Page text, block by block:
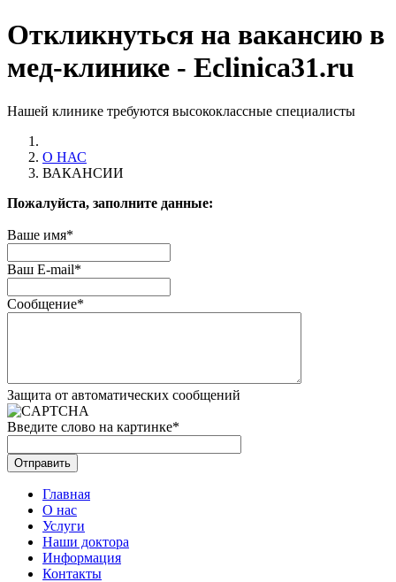
Откликнуться на вакансию в
мед-клинике - Eclinica31.ru
Нашей клинике требуются высококлассные специалисты
О НАС
ВАКАНСИИ
Пожалуйста, заполните данные:
Ваше имя*
Ваш E-mail*
Сообщение*
Защита от автоматических сообщений
Введите слово на картинке*
Главная
О нас
Услуги
Наши доктора
Информация
Контакты